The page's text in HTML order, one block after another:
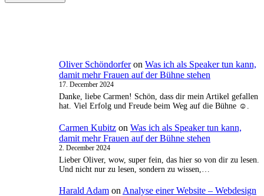
Oliver Schöndorferon Was ich als Speaker tun kann,
damit mehr Frauen auf der Bühne stehen
17. December 2024
Danke, liebe Carmen! Schön, dass dir mein Artikel gefallen
hat. Viel Erfolg und Freude beim Weg auf die Bühne ☺️.
Carmen Kubitz on Was ich als Speaker tun kann,
damit mehr Frauen auf der Bühne stehen
2. December 2024
Lieber Oliver, wow, super fein, das hier so von dir zu lesen.
Und nicht nur zu lesen, sondern zu wissen,…
Harald Adam on Analyse einer Website – Webdesign